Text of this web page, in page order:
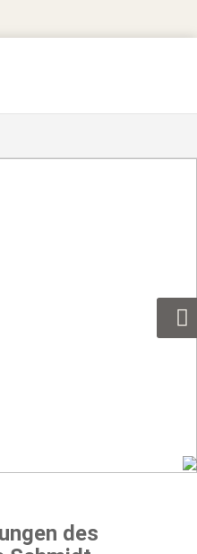
des